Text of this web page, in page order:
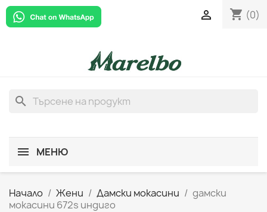
shopping_cart (0)

search
МЕНЮ
Начало Жени Дамски мокасини
дамски
мокасини 672s индиго